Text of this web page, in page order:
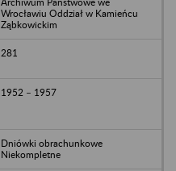
Wrocławiu Oddział w Kamieńcu
Ząbkowickim
281
1952 – 1957
Dniówki obrachunkowe
Niekompletne